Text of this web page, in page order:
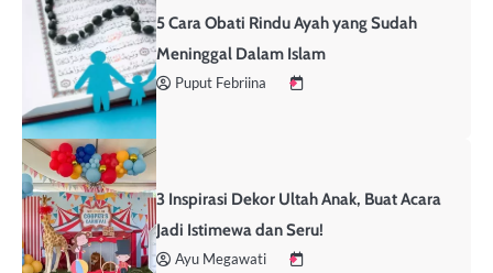
5 Cara Obati Rindu Ayah yang Sudah
Meninggal Dalam Islam
Puput Febriina
3 Inspirasi Dekor Ultah Anak, Buat Acara
Jadi Istimewa dan Seru!
Ayu Megawati